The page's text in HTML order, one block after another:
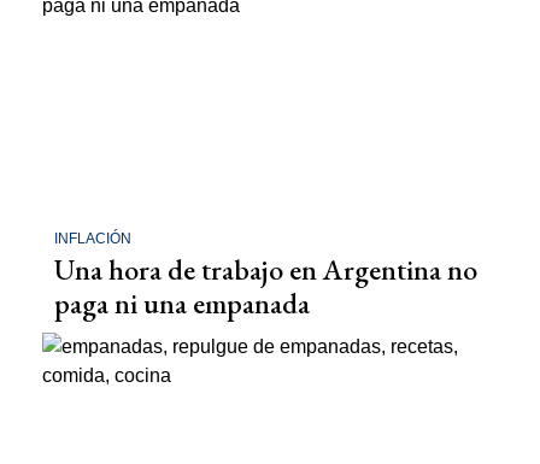
INFLACIÓN
Una hora de trabajo en Argentina no
paga ni una empanada